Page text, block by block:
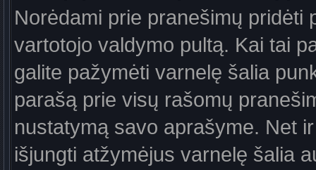
Norėdami prie pranešimų pridėti
vartotojo valdymo pultą. Kai tai
galite pažymėti varnelę šalia
parašą prie visų rašomų
nustatymą savo aprašyme. Net
išjungti atžymėjus varnelę šalia